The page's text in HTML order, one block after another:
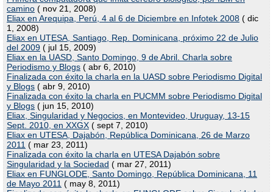
camino ( nov 21, 2008)
Eliax en Arequipa, Perú, 4 al 6 de Diciembre en Infotek 2008 ( dic
1, 2008)
Eliax en UTESA, Santiago, Rep. Dominicana, próximo 22 de Julio
del 2009 ( jul 15, 2009)
Eliax en la UASD, Santo Domingo, 9 de Abril. Charla sobre
Periodismo y Blogs ( abr 6, 2010)
Finalizada con éxito la charla en la UASD sobre Periodismo Digital
y Blogs ( abr 9, 2010)
Finalizada con éxito la charla en PUCMM sobre Periodismo Digital
y Blogs ( jun 15, 2010)
Eliax, Singularidad y Negocios, en Montevideo, Uruguay, 13-15
Sept. 2010, en XXGX ( sept 7, 2010)
Eliax en UTESA, Dajabón, República Dominicana, 26 de Marzo
2011 ( mar 23, 2011)
Finalizada con éxito la charla en UTESA Dajabón sobre
Singularidad y la Sociedad ( mar 27, 2011)
Eliax en FUNGLODE, Santo Domingo, República Dominicana, 11
de Mayo 2011 ( may 8, 2011)